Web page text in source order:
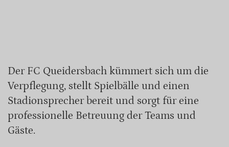
Der FC Queidersbach kümmert sich um die
Verpflegung, stellt Spielbälle und einen
Stadionsprecher bereit und sorgt für eine
professionelle Betreuung der Teams und
Gäste.